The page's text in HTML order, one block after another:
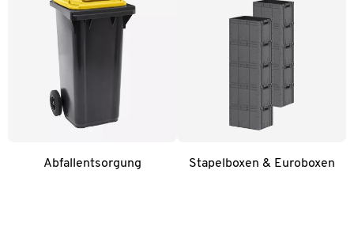
Abfallentsorgung Stapelboxen & Euroboxen